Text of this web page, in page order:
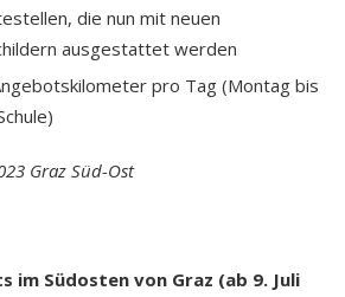
die nun mit neuen
ausgestattet werden
pro Tag (Montag bis
Graz Süd-Ost
im Südosten von Graz (ab 9. Juli